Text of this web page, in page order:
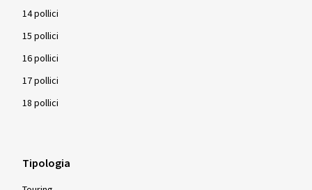
14 pollici
15 pollici
16 pollici
17 pollici
18 pollici
Tipologia